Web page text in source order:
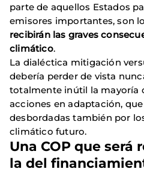
parte de aquellos Estados
emisores importantes, son
recibirán las graves
climático.
La dialéctica mitigación
debería perder de vista
totalmente inútil la mayoría
acciones en adaptación,
desbordadas también por
climático futuro.
Una COP que será
la del